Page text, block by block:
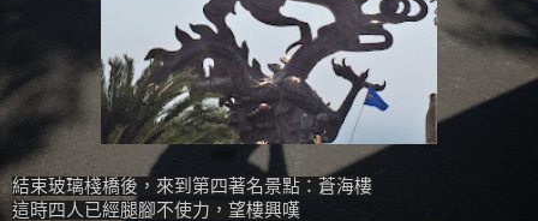
結束玻璃棧橋後，來到第四著名景點：蒼海樓
這時四人已經腿腳不使力，望樓興嘆